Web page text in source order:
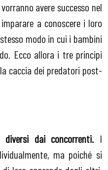
avere successo nel
a conoscere i loro
modo in cui i bambini
Ecco allora i tre principi
caccia dei predatori post-
dai concorrenti. I
ma poiché si